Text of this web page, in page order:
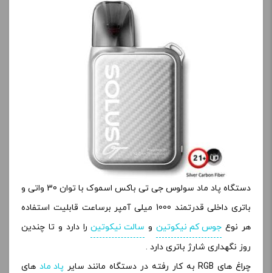
دستگاه پاد ماد سولوس جی تی باکس اسموک با توان 30 واتی و
باتری داخلی قدرتمند 1000 میلی آمپر برساعت قابلیت استفاده
هر نوع جوس کم نیکوتینو سالت نیکوتینرا دارد و تا چندین
روز نگهداری شارژ باتری دارد .
چراغ های RGB به کار رفته در دستگاه مانند سایر
پاد ماد های